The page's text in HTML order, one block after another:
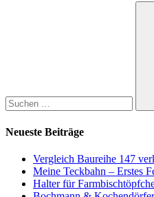
Neueste Beiträge
Vergleich Baureihe 147
Meine Teckbahn – Erstes
Halter für